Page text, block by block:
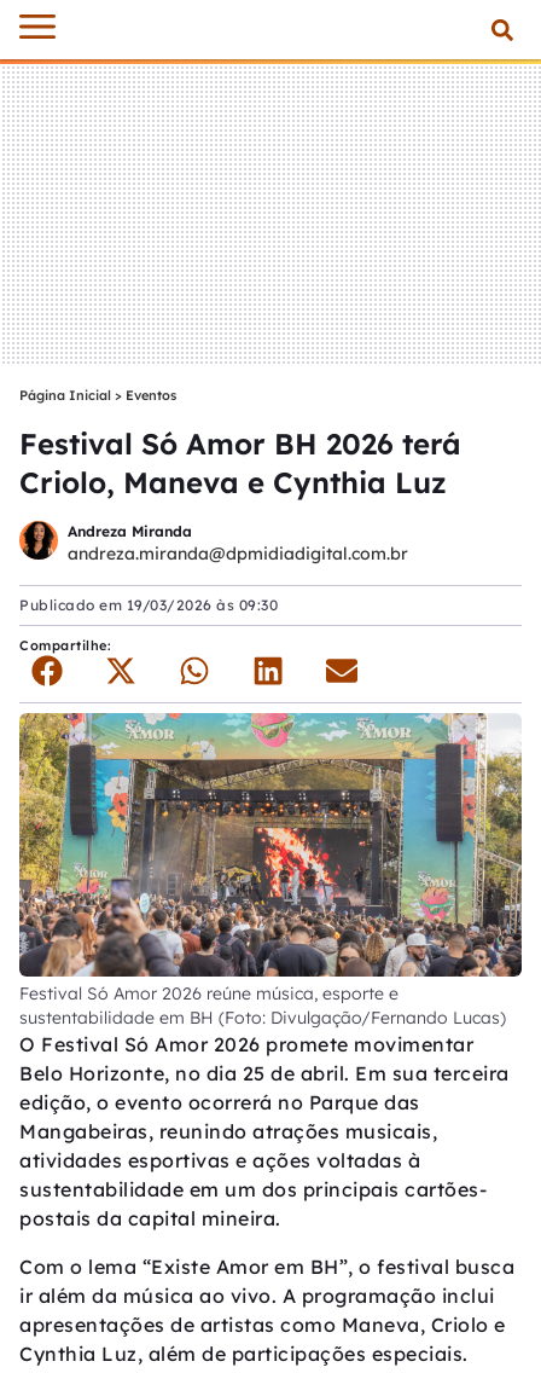
Página Inicial > Eventos
Festival Só Amor BH 2026 terá
Criolo, Maneva e Cynthia Luz
Andreza Miranda
andreza.miranda@dpmidiadigital.com.br
Publicado em 19/03/2026 às 09:30
Compartilhe:
Festival Só Amor 2026 reúne música, esporte e
sustentabilidade em BH (Foto: Divulgação/Fernando Lucas)
O Festival Só Amor 2026 promete movimentar
Belo Horizonte, no dia 25 de abril. Em sua terceira
edição, o evento ocorrerá no Parque das
Mangabeiras, reunindo atrações musicais,
atividades esportivas e ações voltadas à
sustentabilidade em um dos principais cartões-
postais da capital mineira.
Com o lema “Existe Amor em BH”, o festival busca
ir além da música ao vivo. A programação inclui
apresentações de artistas como Maneva, Criolo e
Cynthia Luz, além de participações especiais.